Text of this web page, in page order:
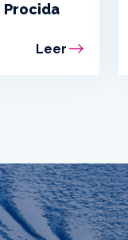
Procida
Leer